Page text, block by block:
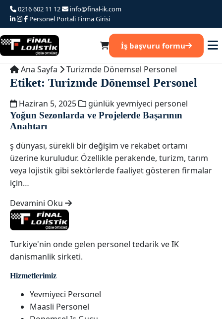
Ana
iceriğe
atla
0216 602 11 12
info@final-ik.com
Personel Portali Firma Girisi
İş başvuru formu
Ana Sayfa Turizmde Dönemsel Personel
Etiket: Turizmde Dönemsel Personel
Haziran 5, 2025 günlük yevmiyeci personel
Yoğun Sezonlarda ve Projelerde Başarının
Anahtarı
ş dünyası, sürekli bir değişim ve rekabet ortamı
üzerine kuruludur. Özellikle perakende, turizm, tarım
veya lojistik gibi sektörlerde faaliyet gösteren firmalar
için…
Devamini Oku
Turkiye'nin onde gelen personel tedarik ve IK
danismanlik sirketi.
Hizmetlerimiz
Yevmiyeci Personel
Maasli Personel